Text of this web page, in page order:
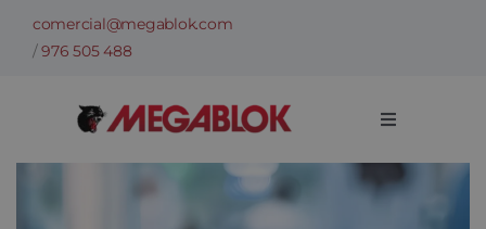
Saltarcomercial@megablok.com
/976 505 488
Toggle